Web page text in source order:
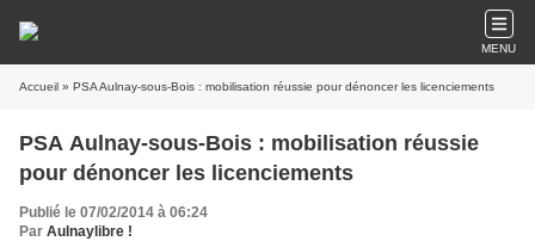
MENU
Accueil » PSA Aulnay-sous-Bois : mobilisation réussie pour dénoncer les licenciements
PSA Aulnay-sous-Bois : mobilisation réussie
pour dénoncer les licenciements
Publié le 07/02/2014 à 06:24
Par Aulnaylibre !